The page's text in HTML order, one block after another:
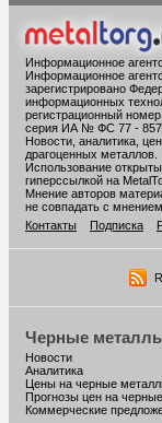
Информационное
Информационное
зарегистрировано
информационных
регистрационный
серия ИА № ФС 77 -
Новости, аналитика,
драгоценных металлов.
Использование
гиперссылкой на
Мнение авторов
не совпадать с
Контакты
Подписка
Черные
Новости
Аналитика
Цены на черные
Прогнозы цен на
Коммерческие